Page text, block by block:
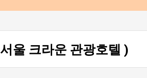
울 크라운 관광호텔 )